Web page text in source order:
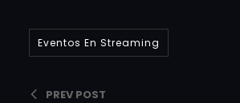
Eventos En Streaming
PREV POST